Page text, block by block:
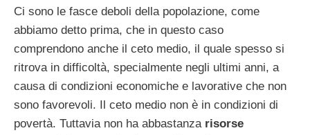
Ci sono le fasce deboli della popolazione, come
abbiamo detto prima, che in questo caso
comprendono anche il ceto medio, il quale spesso si
ritrova in difficoltà, specialmente negli ultimi anni, a
causa di condizioni economiche e lavorative che non
sono favorevoli. Il ceto medio non è in condizioni di
povertà. Tuttavia non ha abbastanza risorse